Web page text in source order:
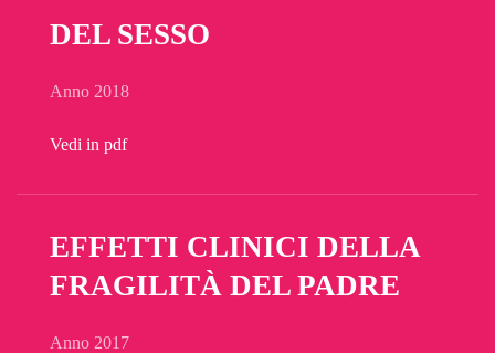
DEL SESSO
Anno 2018
Vedi in pdf
EFFETTI CLINICI DELLA
FRAGILITÀ DEL PADRE
Anno 2017